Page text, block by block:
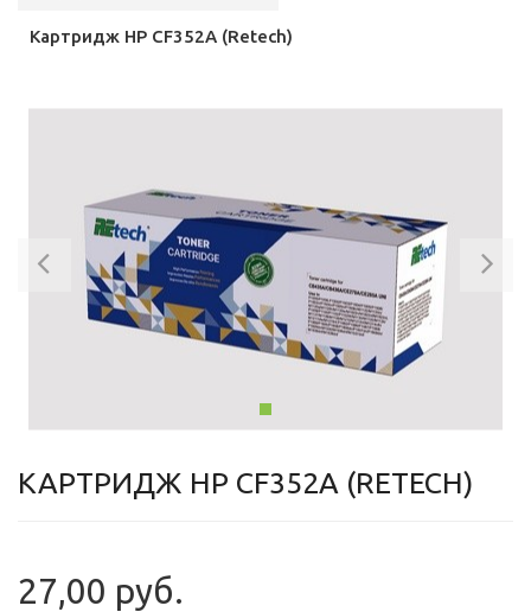
Картридж HP CF352A (Retech)
Previous
КАРТРИДЖ HP CF352A (RETECH)
27,00 руб.